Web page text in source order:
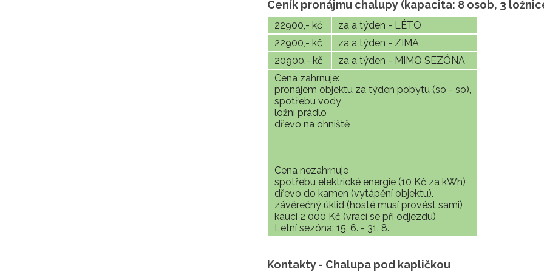
Ceník pronájmu chalupy (kapacita: 8 osob, 3
22900,- kč
za a týden - LÉTO
22900,- kč
za a týden - ZIMA
20900,- kč
za a týden - MIMO SEZÓNA
Cena zahrnuje:
pronájem objektu za týden pobytu (so - so),
spotřebu vody
ložní prádlo
dřevo na ohniště
Cena nezahrnuje
spotřebu elektrické energie (10 Kč za kWh)
dřevo do kamen (vytápění objektu).
závěrečný úklid (hosté musí provést sami)
kauci 2 000 Kč (vrací se při odjezdu)
Letní sezóna: 15. 6. - 31. 8.
Kontakty - Chalupa pod kapličkou